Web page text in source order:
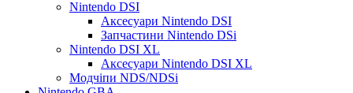
Nintendo DSI
Аксесуари Nintendo DSI
Запчастини Nintendo DSi
Nintendo DSI XL
Аксесуари Nintendo DSI XL
Модчіпи NDS/NDSi